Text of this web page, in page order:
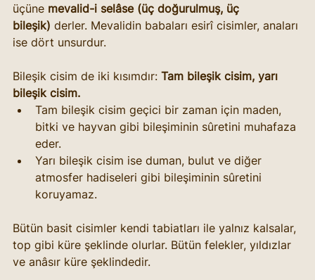
üçüne mevalid-i selâse (üç doğurulmuş, üç
bileşik) derler. Mevalidin babaları esirî cisimler, anaları
ise dört unsurdur.
Bileşik cisim de iki kısımdır: Tam bileşik cisim, yarı
bileşik cisim.
Tam bileşik cisim geçici bir zaman için maden,
bitki ve hayvan gibi bileşiminin sûretini muhafaza
eder.
Yarı bileşik cisim ise duman, bulut ve diğer
atmosfer hadiseleri gibi bileşiminin sûretini
koruyamaz.
Bütün basit cisimler kendi tabiatları ile yalnız kalsalar,
top gibi küre şeklinde olurlar. Bütün felekler, yıldızlar
ve anâsır küre şeklindedir.